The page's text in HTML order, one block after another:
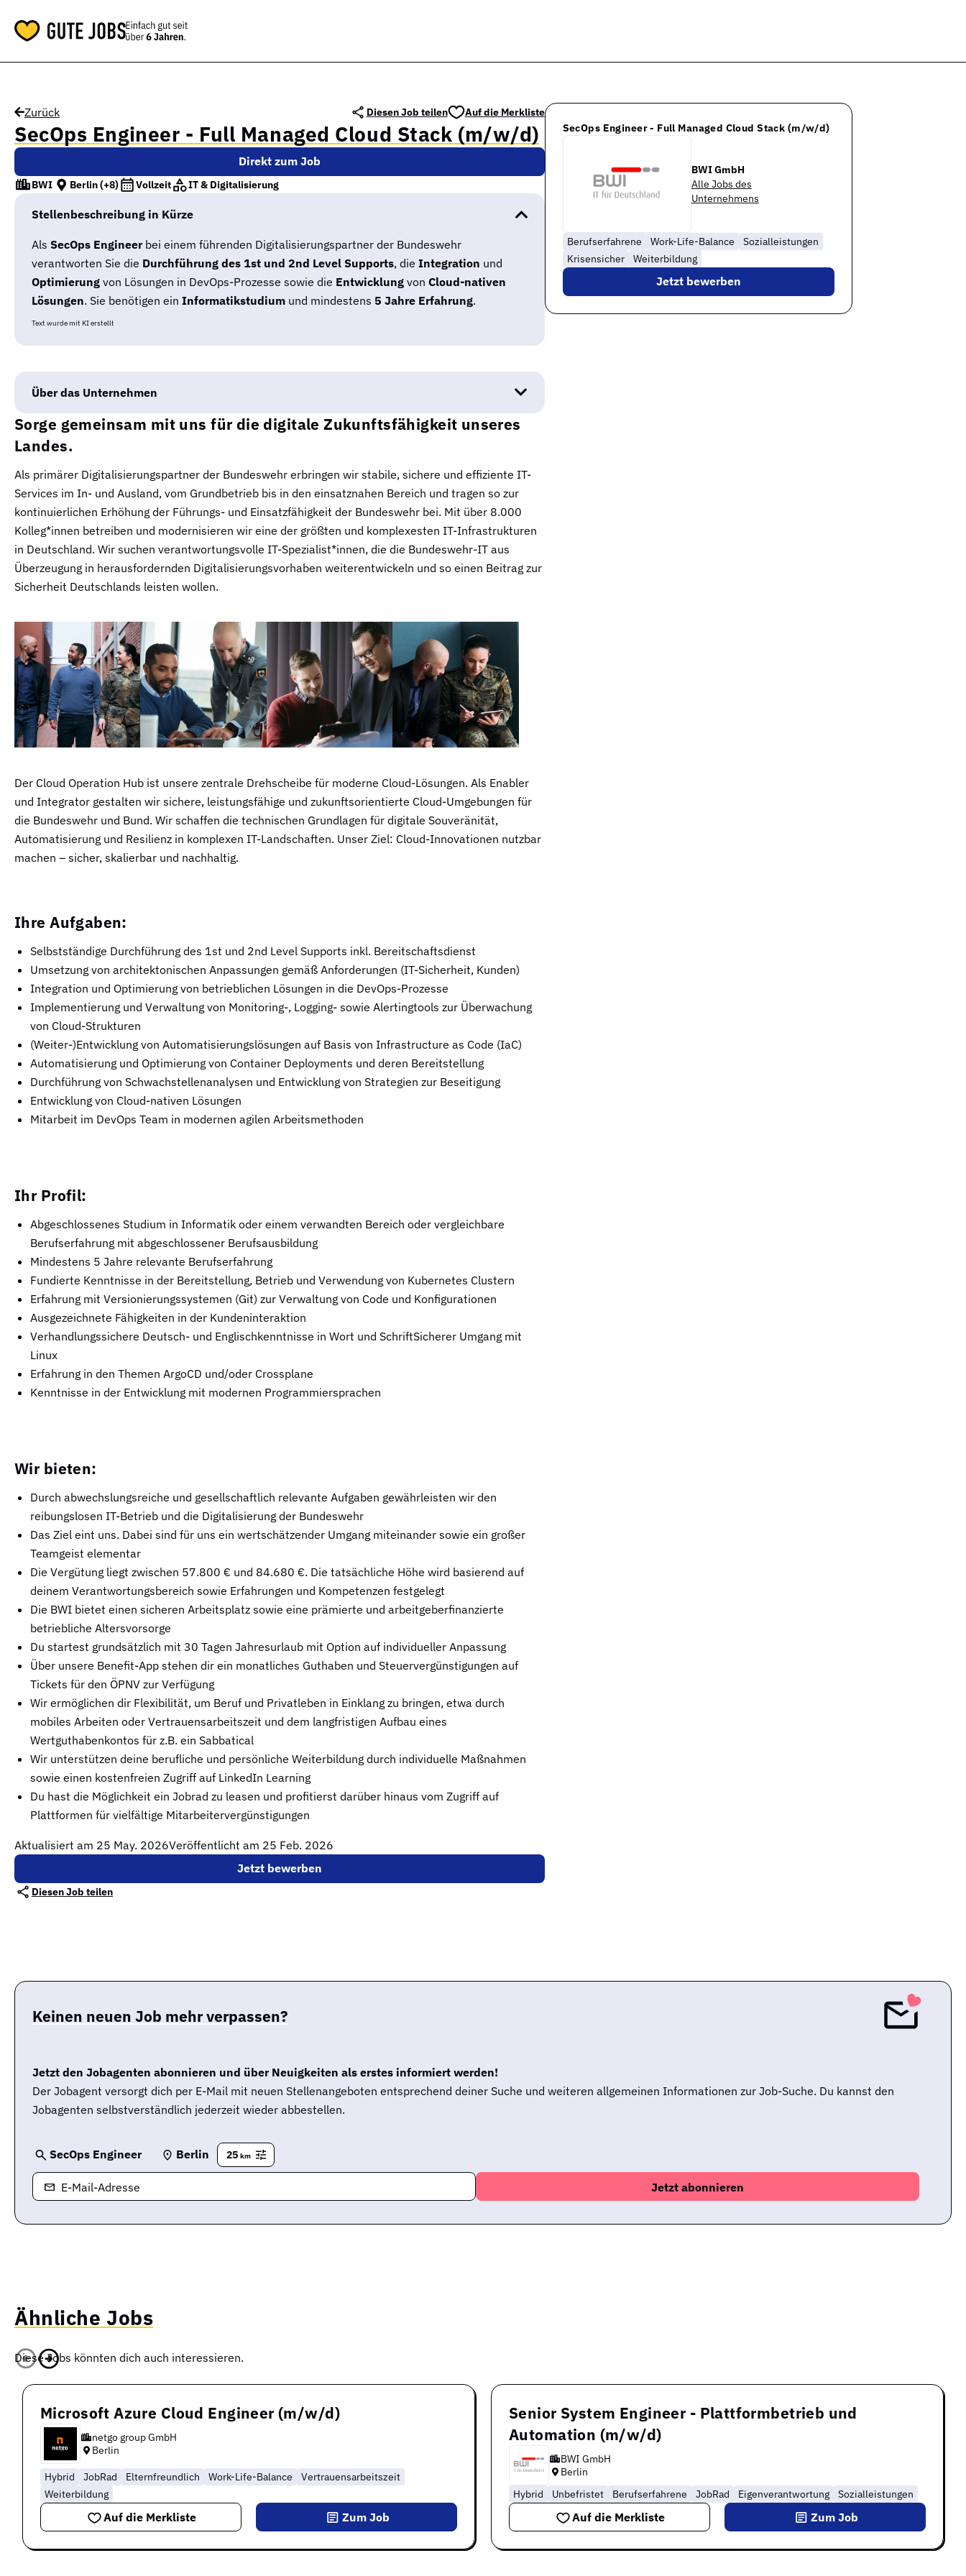
Zurück Diesen Job teilen Auf die Merkliste
SecOps Engineer - Full Managed Cloud Stack (m/w/d)
Direkt zum Job
BWI Berlin(+8) Vollzeit IT & Digitalisierung
Stellenbeschreibung in Kürze
Als SecOps Engineerbei einem führenden Digitalisierungspartner der Bundeswehr
verantworten Sie die Durchführung des 1st und 2nd Level Supports, die Integration und
Optimierung von Lösungen in DevOps-Prozesse sowie die Entwicklung von Cloud-nativen
Lösungen. Sie benötigen ein Informatikstudium und mindestens 5 Jahre Erfahrung.
Text wurde mit KI erstellt
Über das Unternehmen
Sorge gemeinsam mit uns für die digitale Zukunftsfähigkeit unseres
Landes.
Als primärer Digitalisierungspartner der Bundeswehr erbringen wir stabile, sichere und effiziente IT-
Services im In- und Ausland, vom Grundbetrieb bis in den einsatznahen Bereich und tragen so zur
kontinuierlichen Erhöhung der Führungs- und Einsatzfähigkeit der Bundeswehr bei. Mit über 8.000
Kolleg*innen betreiben und modernisieren wir eine der größten und komplexesten IT-Infrastrukturen
in Deutschland. Wir suchen verantwortungsvolle IT-Spezialist*innen, die die Bundeswehr-IT aus
Überzeugung in herausfordernden Digitalisierungsvorhaben weiterentwickeln und so einen Beitrag zur
Sicherheit Deutschlands leisten wollen.
Der Cloud Operation Hub ist unsere zentrale Drehscheibe für moderne Cloud-Lösungen. Als Enabler
und Integrator gestalten wir sichere, leistungsfähige und zukunftsorientierte Cloud-Umgebungen für
die Bundeswehr und Bund. Wir schaffen die technischen Grundlagen für digitale Souveränität,
Automatisierung und Resilienz in komplexen IT-Landschaften. Unser Ziel: Cloud-Innovationen nutzbar
machen – sicher, skalierbar und nachhaltig.
Ihre Aufgaben:
Selbstständige Durchführung des 1st und 2nd Level Supports inkl. Bereitschaftsdienst
Umsetzung von architektonischen Anpassungen gemäß Anforderungen (IT-Sicherheit, Kunden)
Integration und Optimierung von betrieblichen Lösungen in die DevOps-Prozesse
Implementierung und Verwaltung von Monitoring-, Logging- sowie Alertingtools zur Überwachung
von Cloud-Strukturen
(Weiter-)Entwicklung von Automatisierungslösungen auf Basis von Infrastructure as Code (IaC)
Automatisierung und Optimierung von Container Deployments und deren Bereitstellung
Durchführung von Schwachstellenanalysen und Entwicklung von Strategien zur Beseitigung
Entwicklung von Cloud-nativen Lösungen
Mitarbeit im DevOps Team in modernen agilen Arbeitsmethoden
Ihr Profil:
Abgeschlossenes Studium in Informatik oder einem verwandten Bereich oder vergleichbare
Berufserfahrung mit abgeschlossener Berufsausbildung
Mindestens 5 Jahre relevante Berufserfahrung
Fundierte Kenntnisse in der Bereitstellung, Betrieb und Verwendung von Kubernetes Clustern
Erfahrung mit Versionierungssystemen (Git) zur Verwaltung von Code und Konfigurationen
Ausgezeichnete Fähigkeiten in der Kundeninteraktion
Verhandlungssichere Deutsch- und Englischkenntnisse in Wort und SchriftSicherer Umgang mit
Linux
Erfahrung in den Themen ArgoCD und/oder Crossplane
Kenntnisse in der Entwicklung mit modernen Programmiersprachen
Wir bieten:
Durch abwechslungsreiche und gesellschaftlich relevante Aufgaben gewährleisten wir den
reibungslosen IT-Betrieb und die Digitalisierung der Bundeswehr
Das Ziel eint uns. Dabei sind für uns ein wertschätzender Umgang miteinander sowie ein großer
Teamgeist elementar
Die Vergütung liegt zwischen 57.800 € und 84.680 €. Die tatsächliche Höhe wird basierend auf
deinem Verantwortungsbereich sowie Erfahrungen und Kompetenzen festgelegt
Die BWI bietet einen sicheren Arbeitsplatz sowie eine prämierte und arbeitgeberfinanzierte
betriebliche Altersvorsorge
Du startest grundsätzlich mit 30 Tagen Jahresurlaub mit Option auf individueller Anpassung
Über unsere Benefit-App stehen dir ein monatliches Guthaben und Steuervergünstigungen auf
Tickets für den ÖPNV zur Verfügung
Wir ermöglichen dir Flexibilität, um Beruf und Privatleben in Einklang zu bringen, etwa durch
mobiles Arbeiten oder Vertrauensarbeitszeit und dem langfristigen Aufbau eines
Wertguthabenkontos für z.B. ein Sabbatical
Wir unterstützen deine berufliche und persönliche Weiterbildung durch individuelle Maßnahmen
sowie einen kostenfreien Zugriff auf LinkedIn Learning
Du hast die Möglichkeit ein Jobrad zu leasen und profitierst darüber hinaus vom Zugriff auf
Plattformen für vielfältige Mitarbeitervergünstigungen
Aktualisiert am 25 May. 2026Veröffentlicht am 25 Feb. 2026
Jetzt bewerben
Diesen Job teilen
SecOps Engineer - Full Managed Cloud Stack (m/w/d)
BWI GmbH
Alle Jobs des
Unternehmens
Berufserfahrene Work-Life-Balance
Sozialleistungen
Krisensicher
Weiterbildung
Jetzt bewerben
Keinen neuen Job mehr verpassen?
Jetzt den Jobagenten abonnieren und über Neuigkeiten als erstes informiert werden!
Der Jobagent versorgt dich per E-Mail mit neuen Stellenangeboten entsprechend deiner Suche und weiteren allgemeinen Informationen zur Job-Suche. Du kannst den
Jobagenten selbstverständlich jederzeit wieder abbestellen.
SecOps Engineer Berlin 25 km
E-Mail-Adresse
Ähnliche Jobs
Diese Jobs könnten dich auch interessieren.
Microsoft Azure Cloud Engineer (m/w/d)
netgo group GmbH
Berlin
Hybrid JobRad Elternfreundlich Work-Life-Balance
Vertrauensarbeitszeit
Weiterbildung
Auf die Merkliste Zum Job
Senior System Engineer - Plattformbetrieb und
Automation (m/w/d)
BWI GmbH
Berlin
Hybrid
Unbefristet Berufserfahrene JobRad Eigenverantwortung Sozialleistungen
Auf die Merkliste Zum Job